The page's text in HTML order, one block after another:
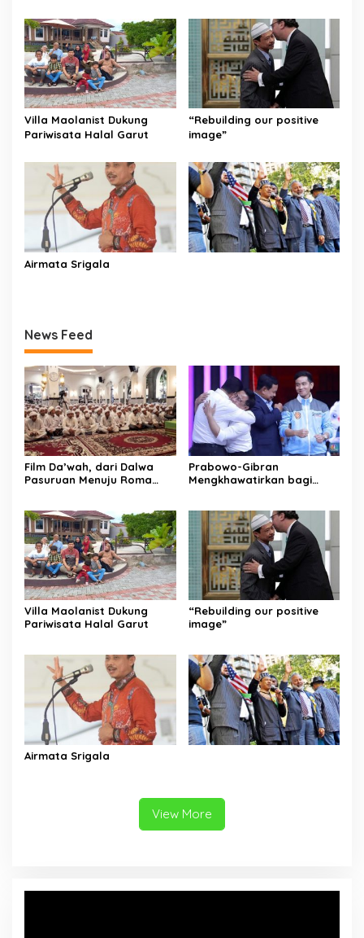
i
o
n
Villa Maolanist Dukung
Pariwisata Halal Garut
“Rebuilding our positive
image”
Airmata Srigala
News Feed
Film Da’wah, dari Dalwa
Pasuruan Menuju Roma
Prabowo-Gibran
Mengkhawatirkan bagi
Villa Maolanist Dukung
Pariwisata Halal Garut
“Rebuilding our positive
image”
Airmata Srigala
View More